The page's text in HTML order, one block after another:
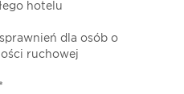
hotelu
dla osób o
ruchowej